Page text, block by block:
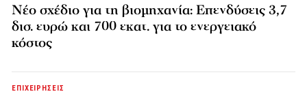
Νέο σχέδιο για τη βιομηχανία: Επενδύσεις 3,7
δισ. ευρώ και 700 εκατ. για το ενεργειακό
κόστος
ΕΠΙΧΕΙΡΗΣΕΙΣ